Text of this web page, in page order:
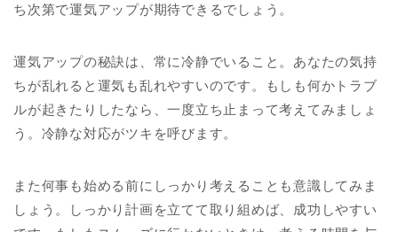
ち次第で運気アップが期待できるでしょう。
運気アップの秘訣は、常に冷静でいること。あなたの気持
ちが乱れると運気も乱れやすいのです。もしも何かトラブ
ルが起きたりしたなら、一度立ち止まって考えてみましょ
う。冷静な対応がツキを呼びます。
また何事も始める前にしっかり考えることも意識してみま
しょう。しっかり計画を立てて取り組めば、成功しやすい